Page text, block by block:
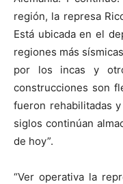
región, la represa
Está ubicada en el
regiones más
por los incas y
construcciones son
fueron rehabilitadas
siglos continúan
de hoy”.
“Ver operativa la